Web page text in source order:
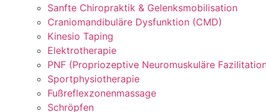
Sanfte Chiropraktik & Gelenksmobilisation
Craniomandibuläre Dysfunktion (CMD)
Kinesio Taping
Elektrotherapie
PNF (Propriozeptive Neuromuskuläre
Sportphysiotherapie
Fußreflexzonenmassage
Schröpfen